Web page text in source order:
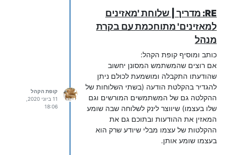
רישום ברשימה לבנה.
ההגדרות לשלוחה 00 - רישום לרשימה לבנה
enter_id_type=phone_or_enter_phone
ההגדרה כאן היא "תרשום את המס' שהוקש
לרשימה הלבנה הנמצא בתיקיית 'אישי'
שבתפריט הראשי.
מצד מאזין
3. בשלוחה ששם רוצים שיושמע ההודעה יש
לך הודעה חדשה" פותחים שלוחה להאזנה
שלוחות למלמדים +שלוחת מנהל ותקשורת
ביניהם, וכו')
RE: מדריך | שלוחת 'מאזינים
למאזינים' מתוחכמת עם בקרת
מנהל
כותב ומוסיף קופת הקהל:
אם רוצים שהמשתמש המסונן יחשוב
שהודעתו התקבלה ומושמעת לכולם ניתן
להגדיר בהקלטת הודעה (בשתי השלוחות של
ההקלטה גם של המשתמשים המורשים וגם
שלו בעצמו) שיווצר לינק לשלוחה שבה שומע
המאזין את ההודעות ובתוכם גם את
ההקלטות של עצמו מבלי שיודע שרק הוא
בעצמו שומע אותן.
קופת הקהל
18:06